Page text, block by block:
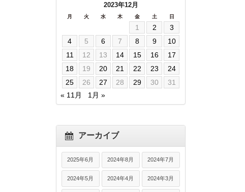
2023年12月
月 火 水 木 金 土 日
1 2
3
4
5 6 7 8 9
10
11
12 13 14 15 16
17
18
19 20 21 22 23
24
25
26 27 28 29 30
31
« 11月
1月 »
アーカイブ
2025年6月 2024年8月 2024年7月
2024年5月 2024年4月 2024年3月